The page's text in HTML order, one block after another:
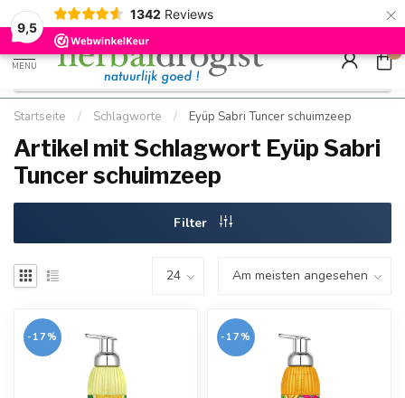
9,5
1342 Reviews ×
Kostenloser DE-Versand ab Mindestbestellwert |
Schnell geliefert
Minimum
Hızlı
MENU
0
Startseite / Schlagworte / Eyüp Sabri Tuncer schuimzeep
Artikel mit Schlagwort Eyüp Sabri
Tuncer schuimzeep
Filter
-17% -17%